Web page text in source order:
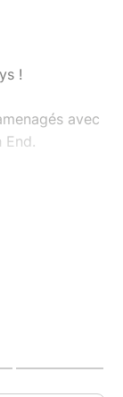
!
avec
End.